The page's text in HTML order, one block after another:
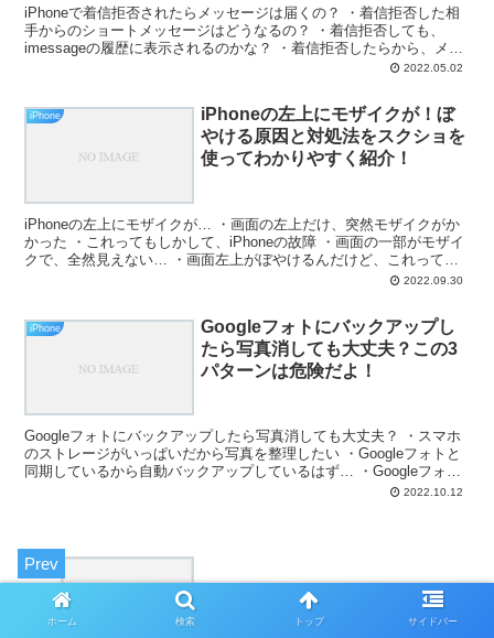
iPhoneで着信拒否されたらメッセージは届くの？ ・着信拒否した相
手からのショートメッセージはどうなるの？ ・着信拒否しても、
imessageの履歴に表示されるのかな？ ・着信拒否したらから、メッ
2022.05.02
iPhone
iPhoneの左上にモザイクが！ぼ
やける原因と対処法をスクショを
使ってわかりやすく紹介！
iPhoneの左上にモザイクが… ・画面の左上だけ、突然モザイクがか
かった ・これってもしかして、iPhoneの故障 ・画面の一部がモザイ
クで、全然見えない… ・画面左上がぼやけるんだけど、これって故
2022.09.30
iPhone
Googleフォトにバックアップし
たら写真消しても大丈夫？この3
パターンは危険だよ！
Googleフォトにバックアップしたら写真消しても大丈夫？ ・スマホ
のストレージがいっぱいだから写真を整理したい ・Googleフォトと
同期しているから自動バックアップしているはず… ・Googleフォト
2022.10.12
iPhoneのHDMI変換アダプタをドンキで購
入する前に、絶対に気を付けてほしいこ
ホーム 検索 トップ サイドバー